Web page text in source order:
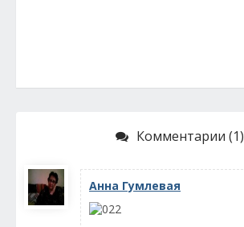
Комментарии (1)
Анна Гумлевая